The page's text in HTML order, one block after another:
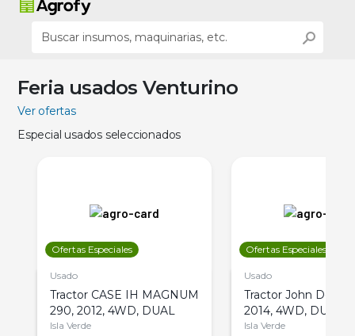
Feria usados Venturino
Ver ofertas
Especial usados seleccionados
Ofertas Especiales
Usado
Tractor CASE IH MAGNUM
290, 2012, 4WD, DUAL
Isla Verde
Ofertas Especiales
Usado
Tractor John Deere
2014, 4WD, DUAL
Isla Verde